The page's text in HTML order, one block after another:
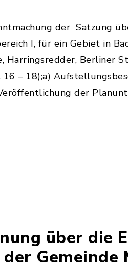
der Satzung
I, für ein Gebiet in
Harringsredder, Berliner
16 – 18);a)
der
über die
Gemeinde